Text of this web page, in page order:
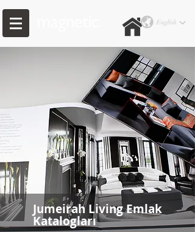
Jumeirah Living Emlak
Katalogları